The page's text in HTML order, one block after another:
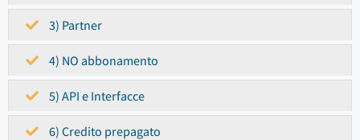
3) Partner
4) NO abbonamento
5) API e Interfacce
6) Credito prepagato